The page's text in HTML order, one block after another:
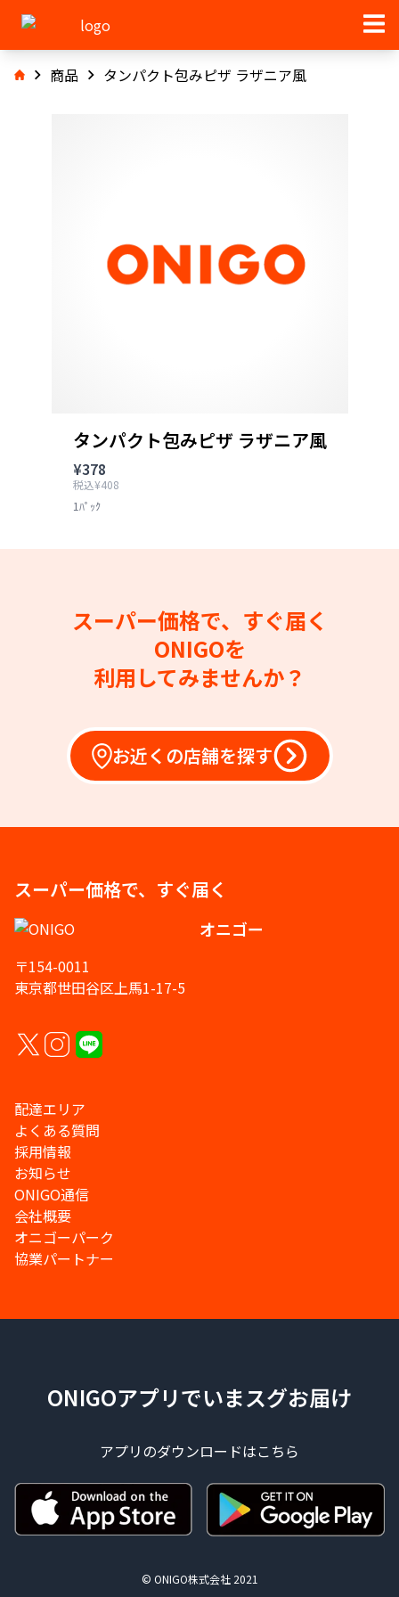
商品 タンパクト包みピザ ラザニア風
タンパクト包みピザ ラザニア風
¥378
税込¥408
1ﾊﾟｯｸ
スーパー価格で、すぐ届く
ONIGOを
利用してみませんか？
お近くの店舗を探す
スーパー価格で、すぐ届く
オニゴー
〒154-0011
東京都世田谷区上馬1-17-5
配達エリア
よくある質問
採用情報
お知らせ
ONIGO通信
会社概要
オニゴーパーク
協業パートナー
ONIGOアプリでいまスグお届け
アプリのダウンロードはこちら
© ONIGO株式会社 2021